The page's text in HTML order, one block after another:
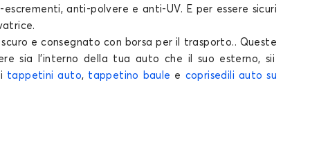
anti-polvere e anti-UV. E per essere sicuri
e consegnato con borsa per il trasporto.. Queste
sia l'interno della tua auto che il suo esterno, sii
tappetini auto, tappetino baule e coprisedili auto su